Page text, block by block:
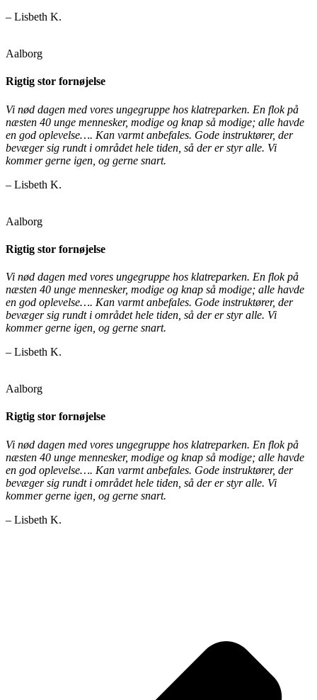
– Lisbeth K.
Aalborg
Rigtig stor fornøjelse
Vi nød dagen med vores ungegruppe hos klatreparken. En flok på
næsten 40 unge mennesker, modige og knap så modige; alle havde
en god oplevelse…. Kan varmt anbefales. Gode instruktører, der
bevæger sig rundt i området hele tiden, så der er styr alle. Vi
kommer gerne igen, og gerne snart.
– Lisbeth K.
Aalborg
Rigtig stor fornøjelse
Vi nød dagen med vores ungegruppe hos klatreparken. En flok på
næsten 40 unge mennesker, modige og knap så modige; alle havde
en god oplevelse…. Kan varmt anbefales. Gode instruktører, der
bevæger sig rundt i området hele tiden, så der er styr alle. Vi
kommer gerne igen, og gerne snart.
– Lisbeth K.
Aalborg
Rigtig stor fornøjelse
Vi nød dagen med vores ungegruppe hos klatreparken. En flok på
næsten 40 unge mennesker, modige og knap så modige; alle havde
en god oplevelse…. Kan varmt anbefales. Gode instruktører, der
bevæger sig rundt i området hele tiden, så der er styr alle. Vi
kommer gerne igen, og gerne snart.
– Lisbeth K.